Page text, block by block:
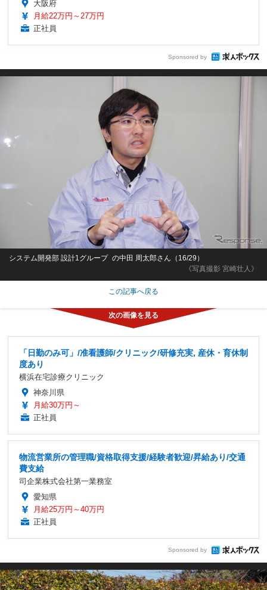
大阪府
月給22万円～27万円
正社員
Sponsored by
《写真撮影 宮崎壮人》
システム開発部 設計1グループ の中田 周太郎さん（16/29）
この記事へ戻る
「日勤のみ可」/准看護師/クリニック/研修充実, 産休・育休制
度あり
横浜在宅診療クリニック
神奈川県
月給30万円～
正社員
物流営業所の管理職/資格取得支援/経験者歓迎/昇給あり/交通
費支給
司企業株式会社第一業務室
愛知県
月給25万円～40万円
正社員
Sponsored by